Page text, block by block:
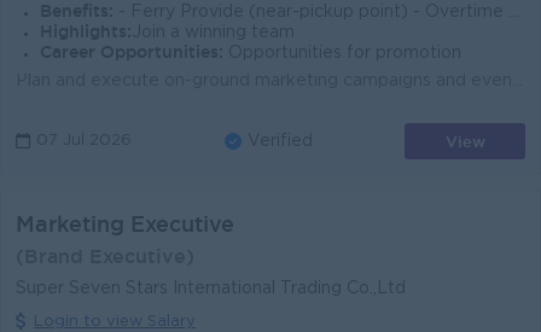
Benefits: - Ferry Provide (near-pickup point) - Overtime allowance - Phone allowance - Sat, Sun & Public Holidays are Off
Highlights: Join a winning team
Career Opportunities: Opportunities for promotion
07 Jul 2026 Verified View
Marketing Executive
Super Seven Stars International Trading Co.,Ltd
Login to view Salary